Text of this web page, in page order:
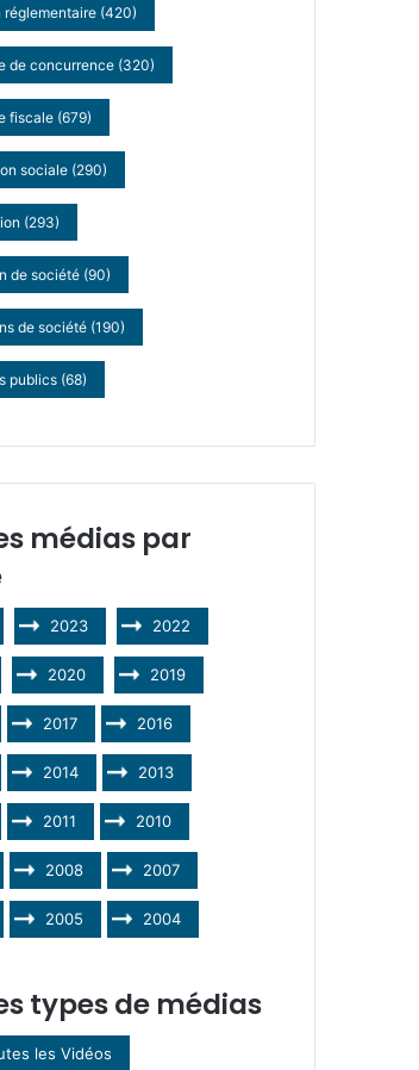
réglementaire (420)
de concurrence (320)
fiscale (679)
sociale (290)
(293)
de société (90)
de société (190)
publics (68)
médias par
2023 2022
2020 2019
2017 2016
2014 2013
2011 2010
2008 2007
2005 2004
types de médias
les Vidéos